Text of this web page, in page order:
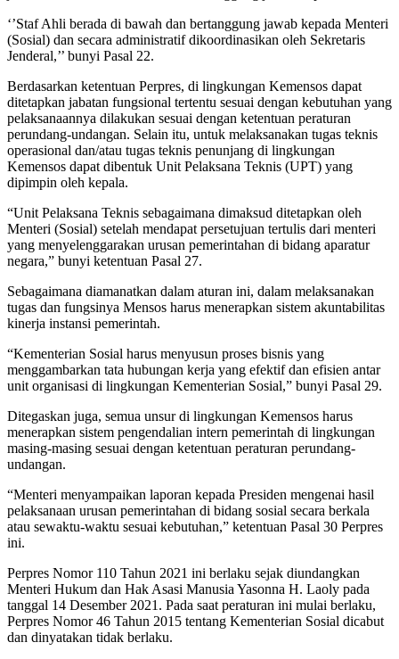
‘’Staf Ahli berada di bawah dan bertanggung jawab kepada Menteri
(Sosial) dan secara administratif dikoordinasikan oleh Sekretaris
Jenderal,’’ bunyi Pasal 22.
Berdasarkan ketentuan Perpres, di lingkungan Kemensos dapat
ditetapkan jabatan fungsional tertentu sesuai dengan kebutuhan yang
pelaksanaannya dilakukan sesuai dengan ketentuan peraturan
perundang-undangan. Selain itu, untuk melaksanakan tugas teknis
operasional dan/atau tugas teknis penunjang di lingkungan
Kemensos dapat dibentuk Unit Pelaksana Teknis (UPT) yang
dipimpin oleh kepala.
“Unit Pelaksana Teknis sebagaimana dimaksud ditetapkan oleh
Menteri (Sosial) setelah mendapat persetujuan tertulis dari menteri
yang menyelenggarakan urusan pemerintahan di bidang aparatur
negara,” bunyi ketentuan Pasal 27.
Sebagaimana diamanatkan dalam aturan ini, dalam melaksanakan
tugas dan fungsinya Mensos harus menerapkan sistem akuntabilitas
kinerja instansi pemerintah.
“Kementerian Sosial harus menyusun proses bisnis yang
menggambarkan tata hubungan kerja yang efektif dan efisien antar
unit organisasi di lingkungan Kementerian Sosial,” bunyi Pasal 29.
Ditegaskan juga, semua unsur di lingkungan Kemensos harus
menerapkan sistem pengendalian intern pemerintah di lingkungan
masing-masing sesuai dengan ketentuan peraturan perundang-
undangan.
“Menteri menyampaikan laporan kepada Presiden mengenai hasil
pelaksanaan urusan pemerintahan di bidang sosial secara berkala
atau sewaktu-waktu sesuai kebutuhan,” ketentuan Pasal 30 Perpres
ini.
Perpres Nomor 110 Tahun 2021 ini berlaku sejak diundangkan
Menteri Hukum dan Hak Asasi Manusia Yasonna H. Laoly pada
tanggal 14 Desember 2021. Pada saat peraturan ini mulai berlaku,
Perpres Nomor 46 Tahun 2015 tentang Kementerian Sosial dicabut
dan dinyatakan tidak berlaku.